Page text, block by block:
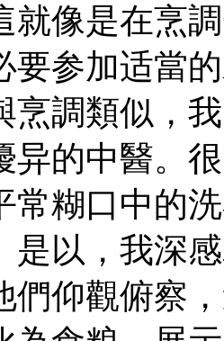
就像是在烹
要参加适當
烹調類似，
异的中醫。
常糊口中的
是以，我深
們仰觀俯察